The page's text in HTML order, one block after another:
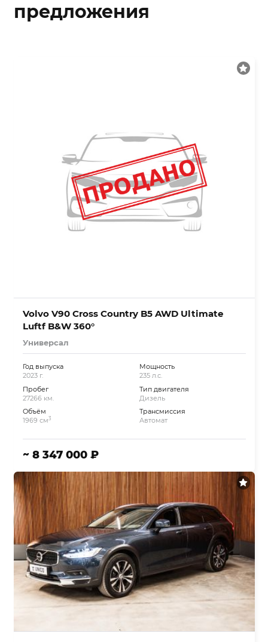
предложения
Volvo V90 Cross Country B5 AWD Ultimate
Luftf B&W 360°
Универсал
Год выпуска
2023 г.
Пробег
27266 км.
Объём
1969 см3
Мощность
235 л.с.
Тип двигателя
Дизель
Трансмиссия
Автомат
~ 8 347 000 ₽